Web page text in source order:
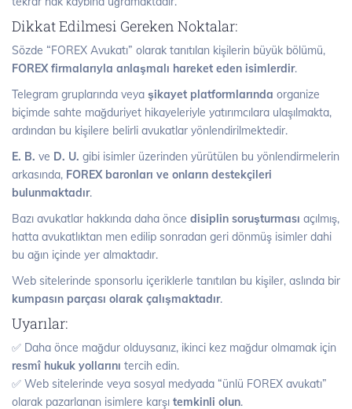
Dikkat Edilmesi Gereken Noktalar:
Sözde “FOREX Avukatı” olarak tanıtılan kişilerin büyük bölümü,
FOREX firmalarıyla anlaşmalı hareket eden isimlerdir.
Telegram gruplarında veya şikayet platformlarında organize
biçimde sahte mağduriyet hikayeleriyle yatırımcılara ulaşılmakta,
ardından bu kişilere belirli avukatlar yönlendirilmektedir.
E. B. ve D. U. gibi isimler üzerinden yürütülen bu yönlendirmelerin
arkasında, FOREX baronları ve onların destekçileri
bulunmaktadır.
Bazı avukatlar hakkında daha önce disiplin soruşturması açılmış,
hatta avukatlıktan men edilip sonradan geri dönmüş isimler dahi
bu ağın içinde yer almaktadır.
Web sitelerinde sponsorlu içeriklerle tanıtılan bu kişiler, aslında bir
kumpasın parçası olarak çalışmaktadır.
Uyarılar:
✅ Daha önce mağdur olduysanız, ikinci kez mağdur olmamak için
resmî hukuk yollarını tercih edin.
✅ Web sitelerinde veya sosyal medyada “ünlü FOREX avukatı”
olarak pazarlanan isimlere karşı temkinli olun.